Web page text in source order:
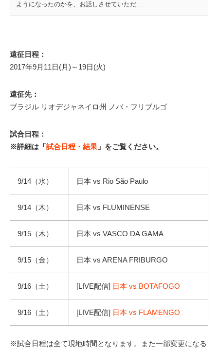
ようになったのかを、お話しさせていただ...
遠征日程：
2017年9月11日(月)～19日(火)
遠征先：
ブラジル リオデジャネイロ州 ノバ・フリブルゴ
試合日程：
※詳細は「試合日程・結果 」をご覧ください。
9/14（水） 日本 vs Rio São Paulo
9/14（木） 日本 vs FLUMINENSE
9/15（木） 日本 vs VASCO DA GAMA
9/15（金） 日本 vs ARENA FRIBURGO
9/16（土） [LIVE配信] 日本 vs BOTAFOGO
9/16（土） [LIVE配信] 日本 vs FLAMENGO
※試合日程は全て現地時間となります。また一部変更になる